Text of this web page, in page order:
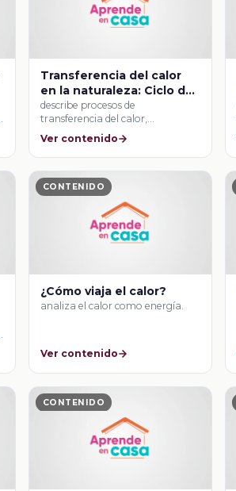
Transferencia del calor
en la naturaleza: Ciclo del
agua y corrientes de aire
describe procesos de
transferencia del calor,
conducción y convección, en
algunos materiales …
Ver contenido
CONTENIDO
¿Cómo viaja el calor?
analiza el calor como energía.
Ver contenido
CONTENIDO